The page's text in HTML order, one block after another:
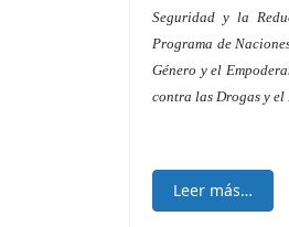
Seguridad y la
Programa de
Género y el
contra las Drogas y
Leer más…